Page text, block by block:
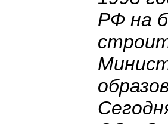
РФ на